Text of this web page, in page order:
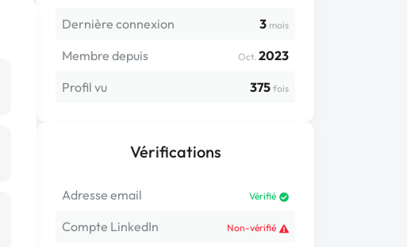
Dernière connexion 3 mois
Membre depuis Oct. 2023
Profil vu
375 fois
Vérifications
Adresse email Vérifié
Compte LinkedIn Non-vérifié